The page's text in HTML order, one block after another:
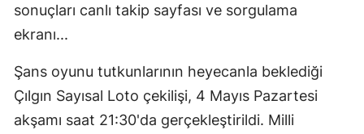
sonuçları canlı takip sayfası ve sorgulama
ekranı...
Şans oyunu tutkunlarının heyecanla beklediği
Çılgın Sayısal Loto çekilişi, 4 Mayıs Pazartesi
akşamı saat 21:30'da gerçekleştirildi. Milli